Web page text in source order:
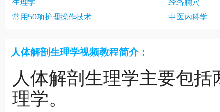
生理学
常用50项护理操作技术
经络腧穴
中医内科学
人体解剖生理学视频教程简介：
人体解剖生理学主要包
理学。